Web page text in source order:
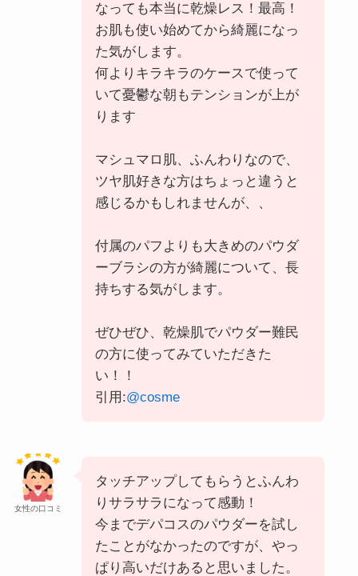
なっても本当に乾燥レス！最高！
お肌も使い始めてから綺麗になっ
た気がします。
何よりキラキラのケースで使って
いて憂鬱な朝もテンションが上が
ります
マシュマロ肌、ふんわりなので、
ツヤ肌好きな方はちょっと違うと
感じるかもしれませんが、、
付属のパフよりも大きめのパウダ
ーブラシの方が綺麗について、長
持ちする気がします。
ぜひぜひ、乾燥肌でパウダー難民
の方に使ってみていただきた
い！！
引用:@cosme
女性の口コミ
タッチアップしてもらうとふんわ
りサラサラになって感動！
今までデパコスのパウダーを試し
たことがなかったのですが、やっ
ぱり高いだけあると思いました。